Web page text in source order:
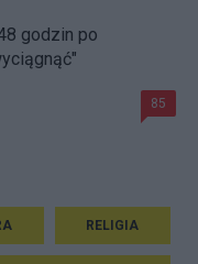
godzin po
85
RELIGIA